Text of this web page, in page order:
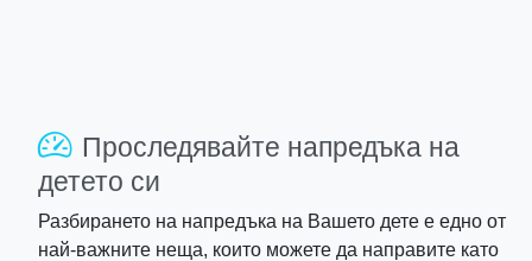
Проследявайте напредъка на
детето си
Разбирането на напредъка на Вашето дете е едно от
най-важните неща, които можете да направите като